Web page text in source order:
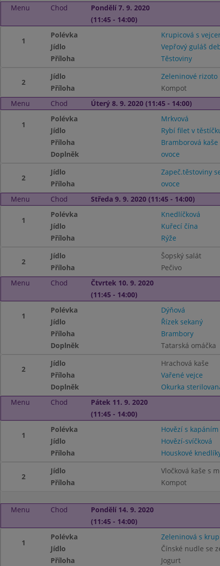
Menu Chod
Pondělí 7. 9. 2020
(11:45 - 14:00)
1
Polévka
Krupicová s
Jídlo
Vepřový guláš
Příloha
Těstoviny
2
Jídlo
Zeleninové rizoto
Příloha
Kompot
Menu
Chod Úterý 8. 9. 2020 (11:45 - 14:00)
1
Polévka
Mrkvová
Jídlo
Rybí filet v
Příloha
Bramborová kaše
Doplněk
ovoce
2
Jídlo
Zapeč.těstoviny
Příloha
ovoce
Menu
Chod Středa 9. 9. 2020 (11:45 - 14:00)
1
Polévka
Knedlíčková
Jídlo
Kuřecí čína
Příloha
Rýže
2
Jídlo
Šopský salát
Příloha
Pečivo
Menu
Chod
Čtvrtek 10. 9. 2020
(11:45 - 14:00)
1
Polévka
Dýňová
Jídlo
Řízek sekaný
Příloha
Brambory
Doplněk
Tatarská omáčka
2
Jídlo
Hrachová kaše
Příloha
Vařené vejce
Doplněk
Okurka
Menu
Chod
Pátek 11. 9. 2020
(11:45 - 14:00)
1
Polévka
Hovězí s kapáním
Jídlo
Hovězí-svíčková
Příloha
Houskové
2
Jídlo
Vločková kaše s
Příloha
Kompot
Menu Chod
Pondělí 14. 9. 2020
(11:45 - 14:00)
1
Polévka
Zeleninová s
Jídlo
Čínské nudle se
Příloha
Jogurt